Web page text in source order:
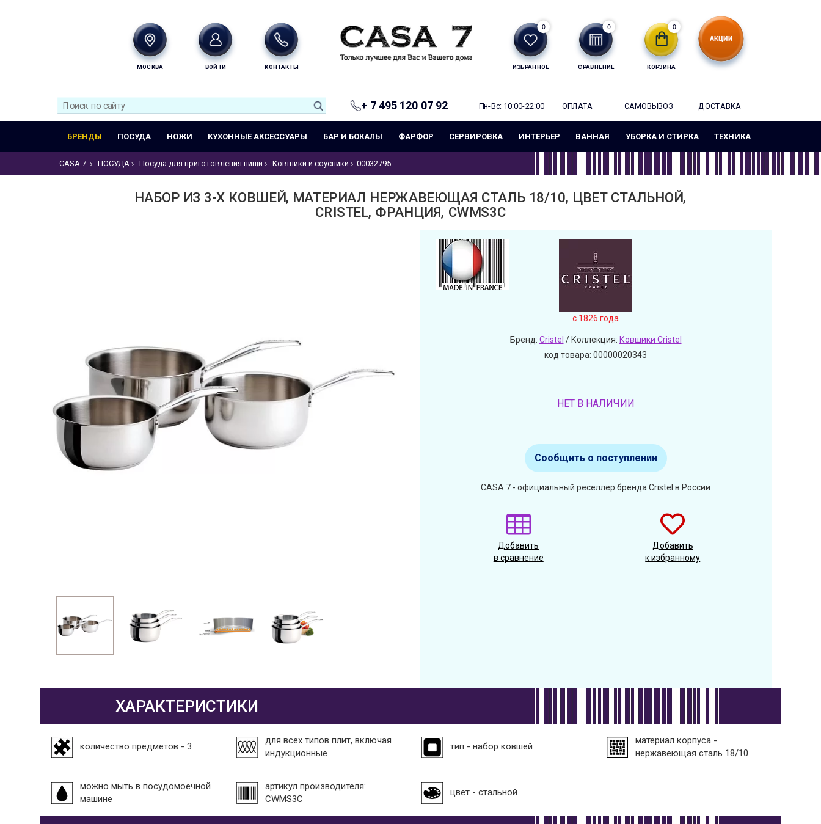
МОСКВА ВОЙТИ КОНТАКТЫ ИЗБРАННОЕ
0
СРАВНЕНИЕ
0
КОРЗИНА
0
+ 7 495 120 07 92 Пн-Вс: 10:00-22:00 ОПЛАТА САМОВЫВОЗ ДОСТАВКА
БРЕНДЫ ПОСУДА НОЖИ КУХОННЫЕ АКСЕССУАРЫ БАР И БОКАЛЫ ФАРФОР СЕРВИРОВКА ИНТЕРЬЕР ВАННАЯ УБОРКА И СТИРКА ТЕХНИКА
CASA 7 ПОСУДА Посуда для приготовления пищи Ковшики и соусники 00032795
НАБОР ИЗ 3-Х КОВШЕЙ, МАТЕРИАЛ НЕРЖАВЕЮЩАЯ СТАЛЬ 18/10, ЦВЕТ СТАЛЬНОЙ,
CRISTEL, ФРАНЦИЯ, CWMS3C
c 1826 года
Бренд: Cristel / Коллекция: Ковшики Cristel
код товара: 00000020343
НЕТ В НАЛИЧИИ
Сообщить о поступлении
CASA 7 - официальный реселлер бренда Cristel в России
Добавить
в сравнение
Добавить
к избранному
ХАРАКТЕРИСТИКИ
количество предметов - 3
для всех типов плит, включая
индукционные
тип - набор ковшей
материал корпуса -
нержавеющая сталь 18/10
можно мыть в посудомоечной
машине
артикул производителя:
CWMS3C
цвет - стальной